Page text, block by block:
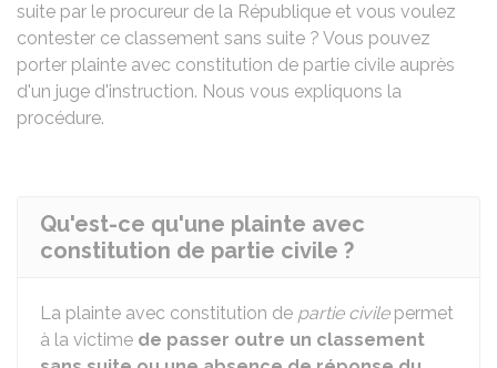
suite par le procureur de la République et vous voulez
contester ce classement sans suite ? Vous pouvez
porter plainte avec constitution de partie civile auprès
d'un juge d'instruction. Nous vous expliquons la
procédure.
Qu'est-ce qu'une plainte avec
constitution de partie civile ?
La plainte avec constitution de partie civilepermet
à la victime de passer outre un classement